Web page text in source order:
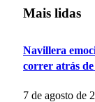
Mais lidas
Navillera
correr atrás
7 de agosto de